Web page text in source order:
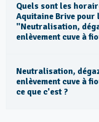
Quels sont les
Aquitaine Brive pour
"Neutralisation,
enlèvement cuve à
Neutralisation,
enlèvement cuve à
ce que c'est ?